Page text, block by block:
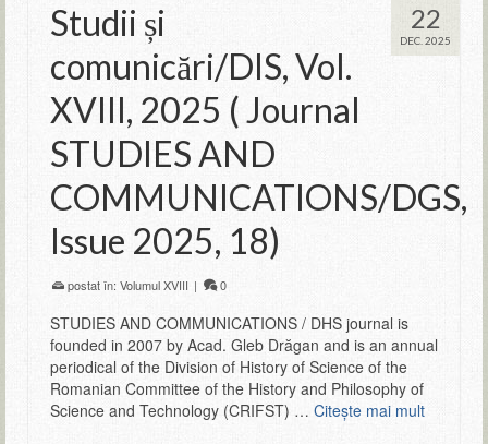
22
DEC. 2025
Studii și
comunicări/DIS, Vol.
XVIII, 2025 ( Journal
STUDIES AND
COMMUNICATIONS/DGS,
Issue 2025, 18)
postat în: Volumul XVIII | 0
STUDIES AND COMMUNICATIONS / DHS journal is
founded in 2007 by Acad. Gleb Drăgan and is an annual
periodical of the Division of History of Science of the
Romanian Committee of the History and Philosophy of
Science and Technology (CRIFST) … Citeşte mai mult